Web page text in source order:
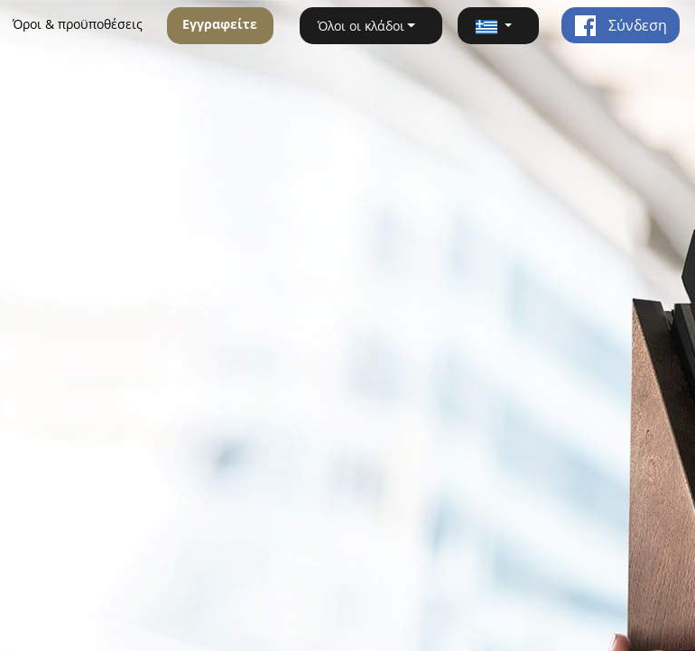
Όροι & προϋποθέσεις Εγγραφείτε Όλοι οι κλάδοι Σύνδεση